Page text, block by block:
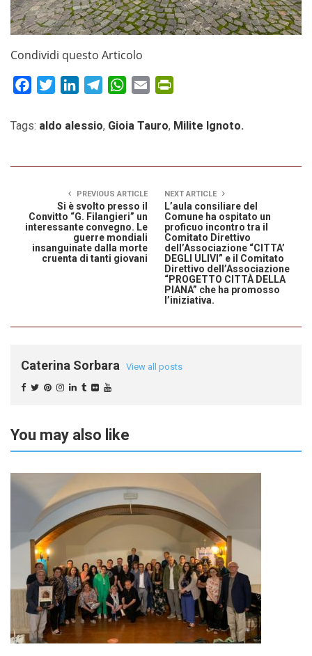
Condividi questo Articolo
FacebookTwitterLinkedInTelegramWhatsApp
Email
Tags: aldo alessio, Gioia Tauro, Milite Ignoto.
PREVIOUS ARTICLE
Si è svolto presso il
Convitto “G. Filangieri” un
interessante convegno. Le
guerre mondiali
insanguinate dalla morte
cruenta di tanti giovani
NEXT ARTICLE
L’aula consiliare del
Comune ha ospitato un
proficuo incontro tra il
Comitato Direttivo
dell’Associazione “CITTA’
DEGLI ULIVI” e il Comitato
Direttivo dell’Associazione
“PROGETTO CITTÀ DELLA
PIANA” che ha promosso
l’iniziativa.
Caterina Sorbara View all posts
You may also like